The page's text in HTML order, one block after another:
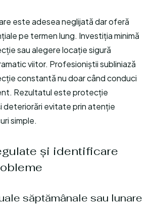
este adesea neglijată dar oferă
pe termen lung. Investiția minimă
sau alegere locație sigură
viitor. Profesioniștii subliniază
constantă nu doar când conduci
Rezultatul este protecție
deteriorări evitate prin atenție
simple.
și identificare
săptămânale sau lunare